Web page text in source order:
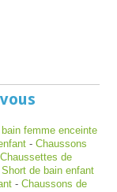
femme enceinte
- Chaussons
Chaussettes de
Short de bain enfant
- Chaussons de